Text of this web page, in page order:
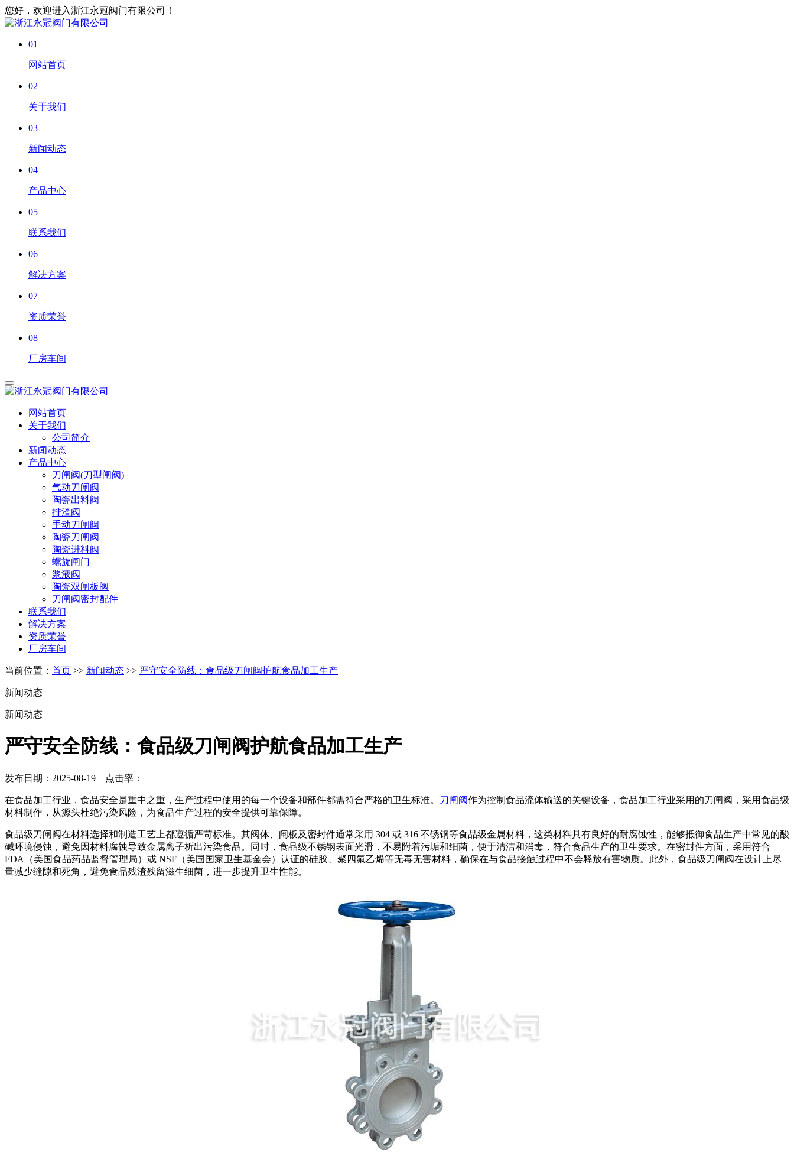
您好，欢迎进入浙江永冠阀门有限公司！
01
网站首页
02
关于我们
03
新闻动态
04
产品中心
05
联系我们
06
解决方案
07
资质荣誉
08
厂房车间
网站首页
关于我们
公司简介
新闻动态
产品中心
刀闸阀(刀型闸阀)
气动刀闸阀
陶瓷出料阀
排渣阀
手动刀闸阀
陶瓷刀闸阀
陶瓷进料阀
螺旋闸门
浆液阀
陶瓷双闸板阀
刀闸阀密封配件
联系我们
解决方案
资质荣誉
厂房车间
当前位置： 首页 >> 新闻动态 >> 严守安全防线：食品级刀闸阀护航食品加工生产
新闻动态
新闻动态
严守安全防线：食品级刀闸阀护航食品加工生产
发布日期：2025-08-19 点击率：
在食品加工行业，食品安全是重中之重，生产过程中使用的每一个设备和部件都需符合严格的卫生标准。 刀闸阀作为控制食品流体输送的关键设备，食品加工行业采用的刀闸阀，采用食品级
材料制作，从源头杜绝污染风险，为食品生产过程的安全提供可靠保障。
食品级刀闸阀在材料选择和制造工艺上都遵循严苛标准。其阀体、闸板及密封件通常采用 304 或 316 不锈钢等食品级金属材料，这类材料具有良好的耐腐蚀性，能够抵御食品生产中常见的酸
碱环境侵蚀，避免因材料腐蚀导致金属离子析出污染食品。同时，食品级不锈钢表面光滑，不易附着污垢和细菌，便于清洁和消毒，符合食品生产的卫生要求。在密封件方面，采用符合
FDA（美国食品药品监督管理局）或 NSF（美国国家卫生基金会）认证的硅胶、聚四氟乙烯等无毒无害材料，确保在与食品接触过程中不会释放有害物质。此外，食品级刀闸阀在设计上尽
量减少缝隙和死角，避免食品残渣残留滋生细菌，进一步提升卫生性能。